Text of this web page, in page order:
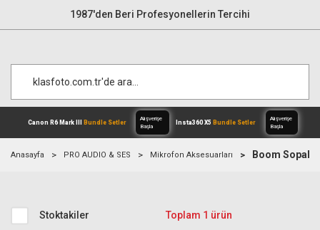
1987'den Beri Profesyonellerin Tercihi
Anasayfa PRO AUDIO & SES Mikrofon Aksesuarları Boom
Stoktakiler Toplam 1 ürün